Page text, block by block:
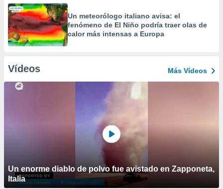
Un meteorólogo italiano avisa: el
fenómeno de El Niño podría traer olas de
calor más intensas a Europa
Vídeos Más Vídeos
Un enorme diablo de polvo fue avistado en Zapponeta,
Italia